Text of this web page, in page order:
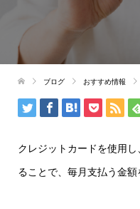
ブログ おすすめ情報
クレジットカードを使用
ることで、毎月支払う金額